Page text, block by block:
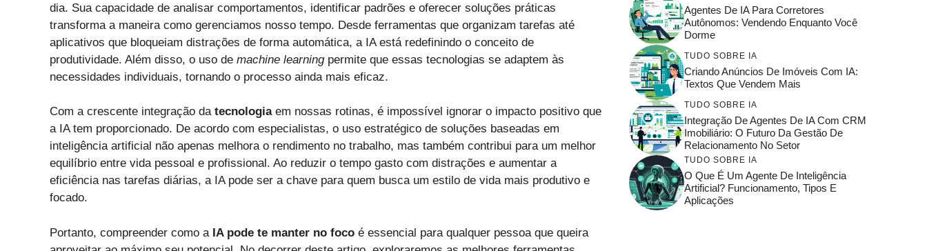
dia. Sua capacidade de analisar comportamentos, identificar padrões e oferecer soluções práticas
transforma a maneira como gerenciamos nosso tempo. Desde ferramentas que organizam tarefas até
aplicativos que bloqueiam distrações de forma automática, a IA está redefinindo o conceito de
produtividade. Além disso, o uso de machine learningpermite que essas tecnologias se adaptem às
necessidades individuais, tornando o processo ainda mais eficaz.
Com a crescente integração da tecnologiaem nossas rotinas, é impossível ignorar o impacto positivo que
a IA tem proporcionado. De acordo com especialistas, o uso estratégico de soluções baseadas em
inteligência artificial não apenas melhora o rendimento no trabalho, mas também contribui para um melhor
equilíbrio entre vida pessoal e profissional. Ao reduzir o tempo gasto com distrações e aumentar a
eficiência nas tarefas diárias, a IA pode ser a chave para quem busca um estilo de vida mais produtivo e
focado.
Portanto, compreender como a IA pode te manter no foco é essencial para qualquer pessoa que queira
Agentes De IA Para Corretores
Autônomos: Vendendo Enquanto Você
Dorme
TUDO SOBRE IA
Criando Anúncios De Imóveis Com IA:
Textos Que Vendem Mais
TUDO SOBRE IA
Integração De Agentes De IA Com CRM
Imobiliário: O Futuro Da Gestão De
Relacionamento No Setor
TUDO SOBRE IA
O Que É Um Agente De Inteligência
Artificial? Funcionamento, Tipos E
Aplicações